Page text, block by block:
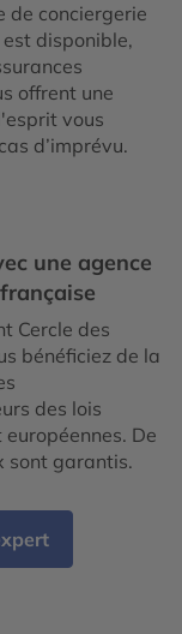
de conciergerie
disponible,
offrent une
vous
d’imprévu.
une agence
Cercle des
bénéficiez de la
des lois
De
sont garantis.